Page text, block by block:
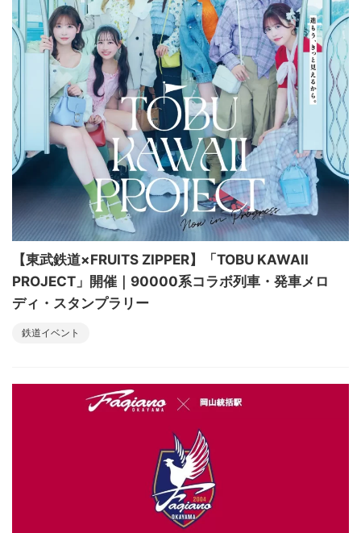
【東武鉄道×FRUITS ZIPPER】「TOBU KAWAII
PROJECT」開催｜90000系コラボ列車・発車メロ
ディ・スタンプラリー
鉄道イベント